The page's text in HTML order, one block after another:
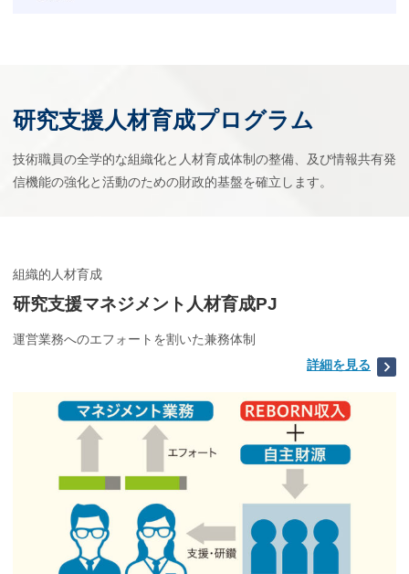
研究支援人材育成プログラム
技術職員の全学的な組織化と人材育成体制の整備、及び情報共有発
信機能の強化と活動のための財政的基盤を確立します。
組織的人材育成
研究支援マネジメント人材育成PJ
運営業務へのエフォートを割いた兼務体制
詳細を見る